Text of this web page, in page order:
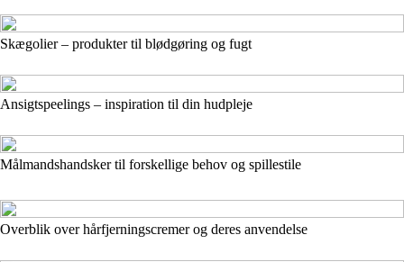
Skægolier – produkter til blødgøring og fugt
Ansigtspeelings – inspiration til din hudpleje
Målmandshandsker til forskellige behov og spillestile
Overblik over hårfjerningscremer og deres anvendelse